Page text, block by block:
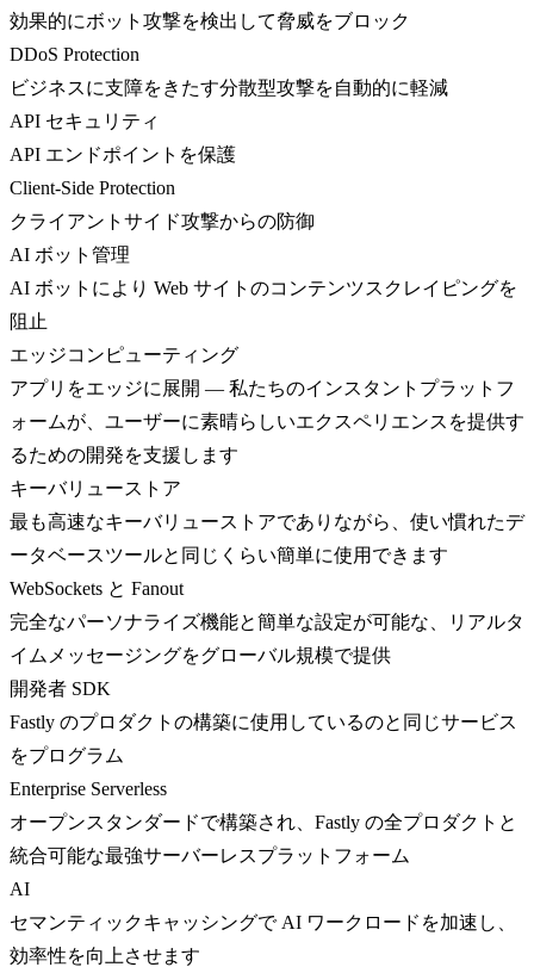
効果的にボット攻撃を検出して脅威をブロック
DDoS Protection
ビジネスに支障をきたす分散型攻撃を自動的に軽減
API セキュリティ
API エンドポイントを保護
Client-Side Protection
クライアントサイド攻撃からの防御
AI ボット管理
AI ボットにより Web サイトのコンテンツスクレイピングを
阻止
エッジコンピューティング
アプリをエッジに展開 — 私たちのインスタントプラットフ
ォームが、ユーザーに素晴らしいエクスペリエンスを提供す
るための開発を支援します
キーバリューストア
最も高速なキーバリューストアでありながら、使い慣れたデ
ータベースツールと同じくらい簡単に使用できます
WebSockets と Fanout
完全なパーソナライズ機能と簡単な設定が可能な、リアルタ
イムメッセージングをグローバル規模で提供
開発者 SDK
Fastly のプロダクトの構築に使用しているのと同じサービス
をプログラム
Enterprise Serverless
オープンスタンダードで構築され、Fastly の全プロダクトと
統合可能な最強サーバーレスプラットフォーム
AI
セマンティックキャッシングで AI ワークロードを加速し、
効率性を向上させます